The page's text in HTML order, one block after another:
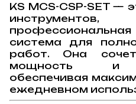
KS MCS-CSP-SET —
система для
работ. Она
мощность и
обеспечивая
ежедневном